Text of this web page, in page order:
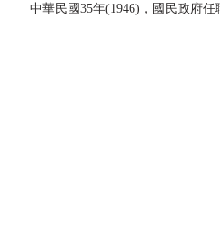
中華民國35年(1946)，國民政府任